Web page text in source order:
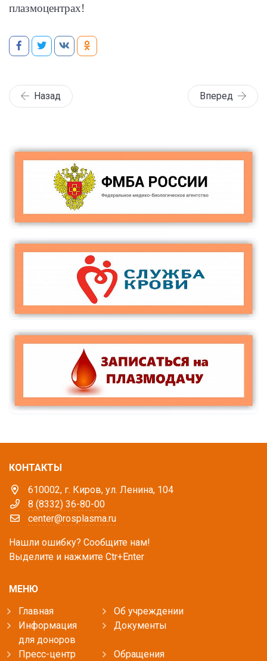
плазмоцентрах!
Назад Вперед
КОНТАКТЫ
610002, г. Киров, ул. Ленина, 104
8 (8332) 36-80-00
center@rosplasma.ru
Нашли ошибку? Сообщите нам!
Выделите и нажмите Ctr+Enter
МЕНЮ
Главная
Об учреждении
Информация
для доноров
Документы
Пресс-центр Обращения